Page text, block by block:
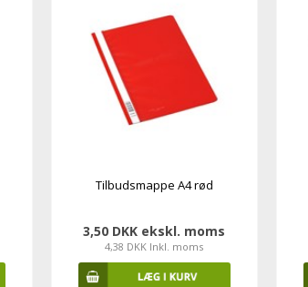
Tilbudsmappe A4 rød
3,50 DKK ekskl. moms
4,38 DKK Inkl. moms